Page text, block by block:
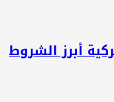
أبرز الشروط